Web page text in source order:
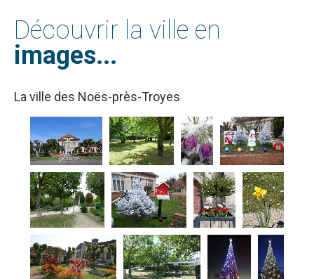
Découvrir la ville en
images...
La ville des Noës-près-Troyes